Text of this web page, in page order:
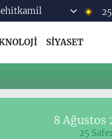
25
SİYASET
8 Ağustos
25